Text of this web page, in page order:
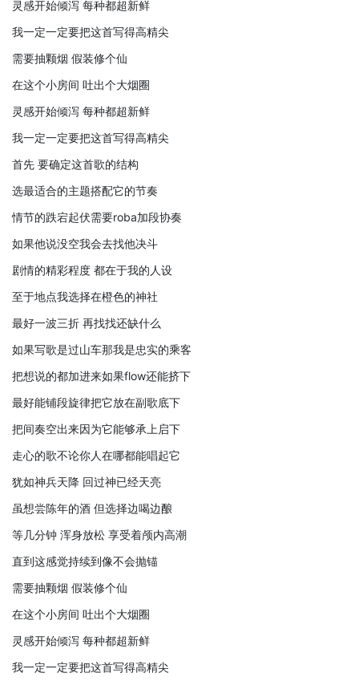
灵感开始倾泻 每种都超新鲜
我一定一定要把这首写得高精尖
需要抽颗烟 假装修个仙
在这个小房间 吐出个大烟圈
灵感开始倾泻 每种都超新鲜
我一定一定要把这首写得高精尖
首先 要确定这首歌的结构
选最适合的主题搭配它的节奏
情节的跌宕起伏需要roba加段协奏
如果他说没空我会去找他决斗
剧情的精彩程度 都在于我的人设
至于地点我选择在橙色的神社
最好一波三折 再找找还缺什么
如果写歌是过山车那我是忠实的乘客
把想说的都加进来如果flow还能挤下
最好能铺段旋律把它放在副歌底下
把间奏空出来因为它能够承上启下
走心的歌不论你人在哪都能唱起它
犹如神兵天降 回过神已经天亮
虽想尝陈年的酒 但选择边喝边酿
等几分钟 浑身放松 享受着颅内高潮
直到这感觉持续到像不会抛锚
需要抽颗烟 假装修个仙
在这个小房间 吐出个大烟圈
灵感开始倾泻 每种都超新鲜
我一定一定要把这首写得高精尖